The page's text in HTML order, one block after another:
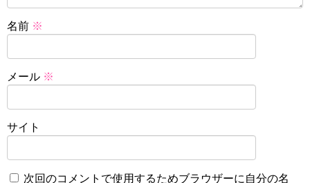
名前 ※
メール ※
サイト
次回のコメントで使用するためブラウザーに自分の名